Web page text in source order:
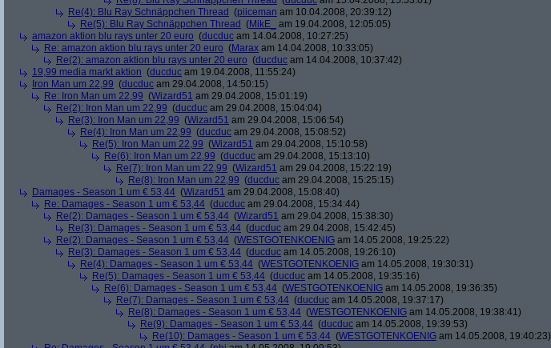
Re(4): Blu Ray Schnäppchen Thread (piiceman am 10.04.2008, 20:39:12)
Re(5): Blu Ray Schnäppchen Thread (MikE_
am 19.04.2008, 12:05:05)
amazon aktion blu rays unter 20 euro (ducduc am 14.04.2008, 10:27:25)
Re: amazon aktion blu rays unter 20 euro (Marax am 14.04.2008, 10:33:05)
Re(2): amazon aktion blu rays unter 20 euro (ducduc am 14.04.2008, 10:37:42)
19,99 media markt aktion (ducduc am 19.04.2008, 11:55:24)
Iron Man um 22,99 (ducduc am 29.04.2008, 14:50:15)
Re: Iron Man um 22,99 (Wizard51 am 29.04.2008, 15:01:19)
Re(2): Iron Man um 22,99 (ducduc am 29.04.2008, 15:04:04)
Re(3): Iron Man um 22,99 (Wizard51 am 29.04.2008, 15:06:54)
Re(4): Iron Man um 22,99 (ducduc am 29.04.2008, 15:08:52)
Re(5): Iron Man um 22,99 (Wizard51 am 29.04.2008, 15:10:58)
Re(6): Iron Man um 22,99 (ducduc am 29.04.2008, 15:13:10)
Re(7): Iron Man um 22,99 (Wizard51 am 29.04.2008, 15:22:19)
Re(8): Iron Man um 22,99 (ducduc am 29.04.2008, 15:25:15)
Damages - Season 1 um € 53,44 (Wizard51 am 29.04.2008, 15:08:40)
Re: Damages - Season 1 um € 53,44 (ducduc am 29.04.2008, 15:34:44)
Re(2): Damages - Season 1 um € 53,44 (Wizard51 am 29.04.2008, 15:38:30)
Re(3): Damages - Season 1 um € 53,44 (ducduc am 29.04.2008, 15:42:45)
Re(2): Damages - Season 1 um € 53,44 (WESTGOTENKOENIG am 14.05.2008, 19:25:22)
Re(3): Damages - Season 1 um € 53,44 (ducduc am 14.05.2008, 19:26:10)
Re(4): Damages - Season 1 um € 53,44 (WESTGOTENKOENIG am 14.05.2008, 19:30:31)
Re(5): Damages - Season 1 um € 53,44 (ducduc am 14.05.2008, 19:35:16)
Re(6): Damages - Season 1 um € 53,44 (WESTGOTENKOENIG am 14.05.2008, 19:36:35)
Re(7): Damages - Season 1 um € 53,44 (ducduc am 14.05.2008, 19:37:17)
Re(8): Damages - Season 1 um € 53,44 (WESTGOTENKOENIG am 14.05.2008, 19:38:41)
Re(9): Damages - Season 1 um € 53,44 (ducduc am 14.05.2008, 19:39:53)
Re(10): Damages - Season 1 um € 53,44 (WESTGOTENKOENIG am 14.05.2008, 19:40:23)